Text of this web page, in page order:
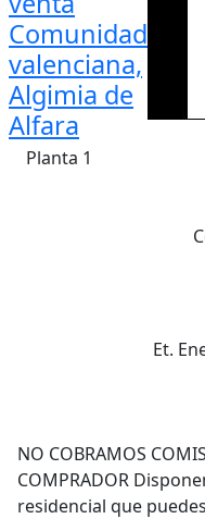
Comunidad
valenciana,
Algimia de
Alfara
Planta 1
Et.
NO COBRAMOS
COMPRADOR
residencial que